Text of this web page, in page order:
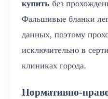
купить без
Фальшивые бланки
данных, поэтому
исключительно в
клиниках города.
Нормативно-